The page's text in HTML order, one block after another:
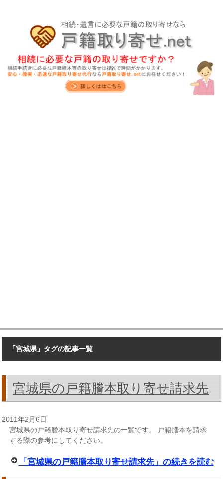
「宮城県」タグの記事一覧
宮城県の戸籍謄本取り寄せ請求先
2011年2月6日
宮城県の戸籍謄本取り寄せ請求先の一覧です。 戸籍謄本を請求
する際の参考にしてください。
「宮城県の戸籍謄本取り寄せ請求先」の続きを読む